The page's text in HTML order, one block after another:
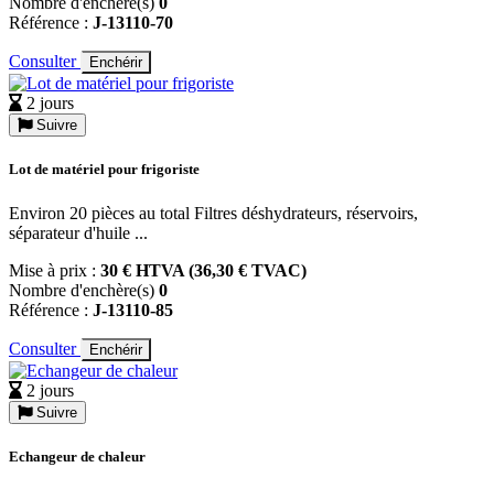
Référence : J-13110-70
Consulter Enchérir
2 jours
Suivre
Lot de matériel pour frigoriste
Environ 20 pièces au total Filtres déshydrateurs, réservoirs,
séparateur d'huile ...
Mise à prix : 30 € HTVA (36,30 € TVAC)
Nombre d'enchère(s) 0
Référence : J-13110-85
Consulter Enchérir
2 jours
Suivre
Echangeur de chaleur